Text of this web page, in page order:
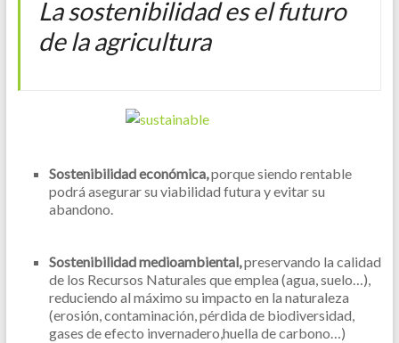
La sostenibilidad es el futuro
de la agricultura
Sostenibilidad económica,porque siendo rentable
podrá asegurar su viabilidad futura y evitar su
abandono.
Sostenibilidad medioambiental,preservando la calidad
de los Recursos Naturales que emplea (agua, suelo…),
reduciendo al máximo su impacto en la naturaleza
(erosión, contaminación, pérdida de biodiversidad,
gases de efecto invernadero,huella de carbono…)